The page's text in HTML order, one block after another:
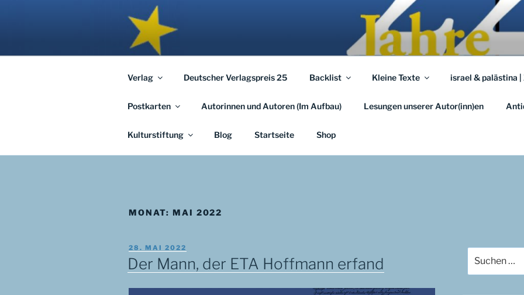
APHORISMA.EU
… links und rechts von Jerusalem …
Verlag Deutscher Verlagspreis 25 Backlist Kleine Texte israel & palästina
Postkarten Autorinnen und Autoren (Im Aufbau) Lesungen unserer Autor(inn)en
Kulturstiftung Blog Startseite Shop
MONAT: MAI 2022
VERÖFFENTLICHT
AM
28. MAI 2022
Der Mann, der ETA Hoffmann erfand
nach: